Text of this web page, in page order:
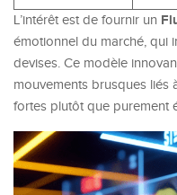
L’intérêt est de fournir un
émotionnel du marché, qui
devises. Ce modèle
mouvements brusques liés
fortes plutôt que purement